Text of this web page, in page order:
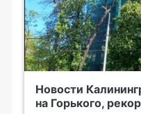
Новости
на Горького,